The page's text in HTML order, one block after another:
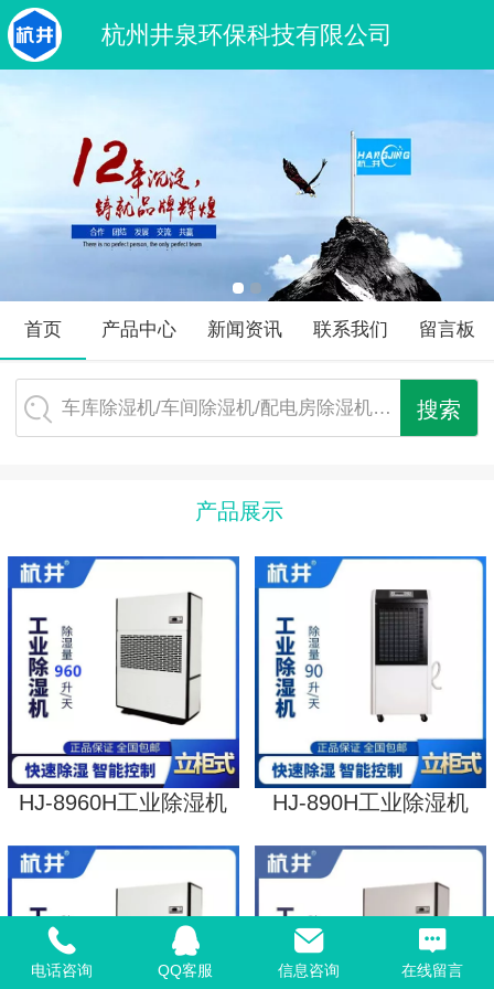
杭州井泉环保科技有限公司
首页 产品中心 新闻资讯 联系我们 留言板
车库除湿机/车间除湿机/配电房除湿机…
产品展示
HJ-8960H工业除湿机 HJ-890H工业除湿机
电话咨询 QQ客服 信息咨询 在线留言